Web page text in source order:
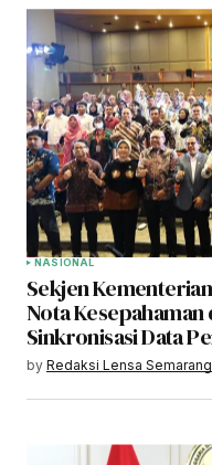
NASIONAL
Sekjen
Nota
Sinkronisasi Data
by Redaksi Lensa Semarang